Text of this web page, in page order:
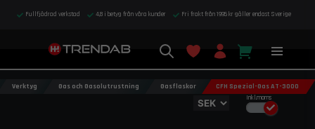
Fullfjädrad verkstad 4,8 i betyg från våra kunder Fri frakt från 1995 kr gäller endast Sverige
Inkl.moms
Verktyg Gas och Gasolutrustning Gasflaskor CFH Spezial-Gas AT-3000